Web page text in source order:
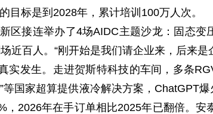
目标是到2028年，累计培训100万人次。
接连举办了4场AIDC主题沙龙：固态变
近百人。“刚开始是我们请企业来，后来是
发生。走进贺斯特科技的车间，多条
等国家超算提供液冷解决方案，
，2026年在手订单相比2025年已翻倍。